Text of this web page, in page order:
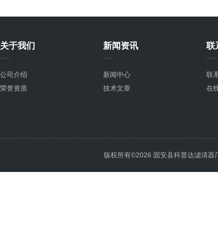
关于我们
公司介绍
荣誉资质
新闻资讯
新闻中心
技术文章
联
联
在
版权所有©2026 固安县科普达滤清